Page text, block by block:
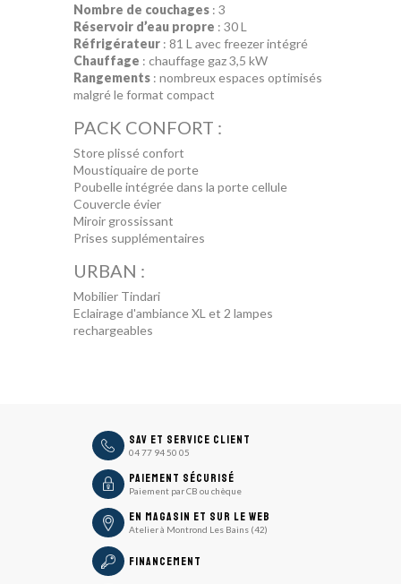
Nombre de couchages: 3
Réservoir d’eau propre : 30 L
Réfrigérateur: 81 L avec freezer intégré
Chauffage : chauffage gaz 3,5 kW
Rangements: nombreux espaces optimisés
malgré le format compact
PACK CONFORT :
Store plissé confort
Moustiquaire de porte
Poubelle intégrée dans la porte cellule
Couvercle évier
Miroir grossissant
Prises supplémentaires
URBAN :
Mobilier Tindari
Eclairage d'ambiance XL et 2 lampes
rechargeables
icon SAV et Service Client
04 77 94 50 05
icon Paiement sécurisé
Paiement par CB ou chèque
En magasin et sur le Web
Atelier à Montrond Les Bains (42)
Financement